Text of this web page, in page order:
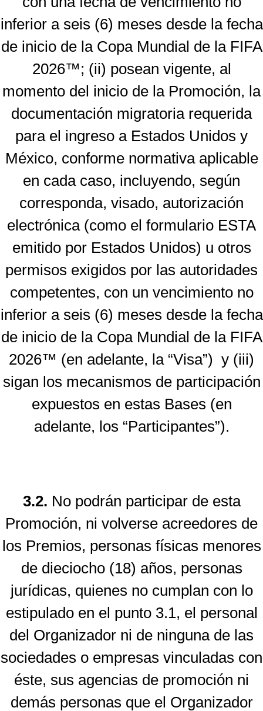
inferior a seis (6) meses desde la fecha
de inicio de la Copa Mundial de la FIFA
2026™; (ii) posean vigente, al
momento del inicio de la Promoción, la
documentación migratoria requerida
para el ingreso a Estados Unidos y
México, conforme normativa aplicable
en cada caso, incluyendo, según
corresponda, visado, autorización
electrónica (como el formulario ESTA
emitido por Estados Unidos) u otros
permisos exigidos por las autoridades
competentes, con un vencimiento no
inferior a seis (6) meses desde la fecha
de inicio de la Copa Mundial de la FIFA
2026™ (en adelante, la “Visa”) y (iii)
sigan los mecanismos de participación
expuestos en estas Bases (en
adelante, los “Participantes”).
3.2. No podrán participar de esta
Promoción, ni volverse acreedores de
los Premios, personas físicas menores
de dieciocho (18) años, personas
jurídicas, quienes no cumplan con lo
estipulado en el punto 3.1, el personal
del Organizador ni de ninguna de las
sociedades o empresas vinculadas con
éste, sus agencias de promoción ni
demás personas que el Organizador